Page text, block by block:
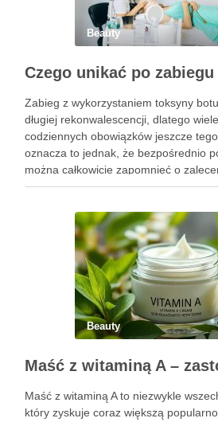
Beauty
Zabieg z wykorzystaniem toksyny
długiej rekonwalescencji, dlatego
codziennych obowiązków jeszcze
oznacza to jednak, że bezpośrednio
można całkowicie zapomnieć o
Pierwsze godziny i dni po zabiegu
Beauty
Maść z witaminą A to niezwykle
który zyskuje coraz większą